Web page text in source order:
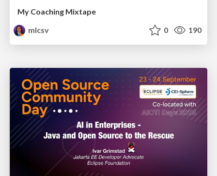
My Coaching Mixtape
mlcsv
0 190